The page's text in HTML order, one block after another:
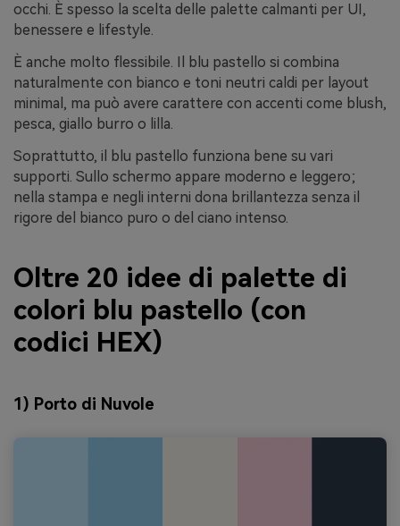
occhi. È spesso la scelta delle palette calmanti per UI,
benessere e lifestyle.
È anche molto flessibile. Il blu pastello si combina
naturalmente con bianco e toni neutri caldi per layout
minimal, ma può avere carattere con accenti come blush,
pesca, giallo burro o lilla.
Soprattutto, il blu pastello funziona bene su vari
supporti. Sullo schermo appare moderno e leggero;
nella stampa e negli interni dona brillantezza senza il
rigore del bianco puro o del ciano intenso.
Oltre 20 idee di palette di
colori blu pastello (con
codici HEX)
1) Porto di Nuvole